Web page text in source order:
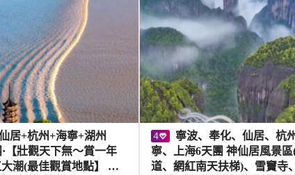
【壯觀天下無～賞一年
潮(最佳觀賞地點】 觀
寧、上海6天團 神仙居風景區(包索
道、網紅南天扶梯)、雪竇寺